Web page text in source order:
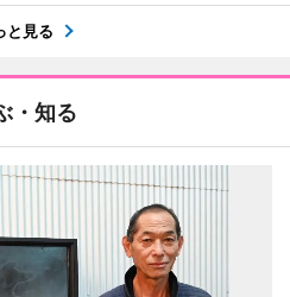
と見る
・知る